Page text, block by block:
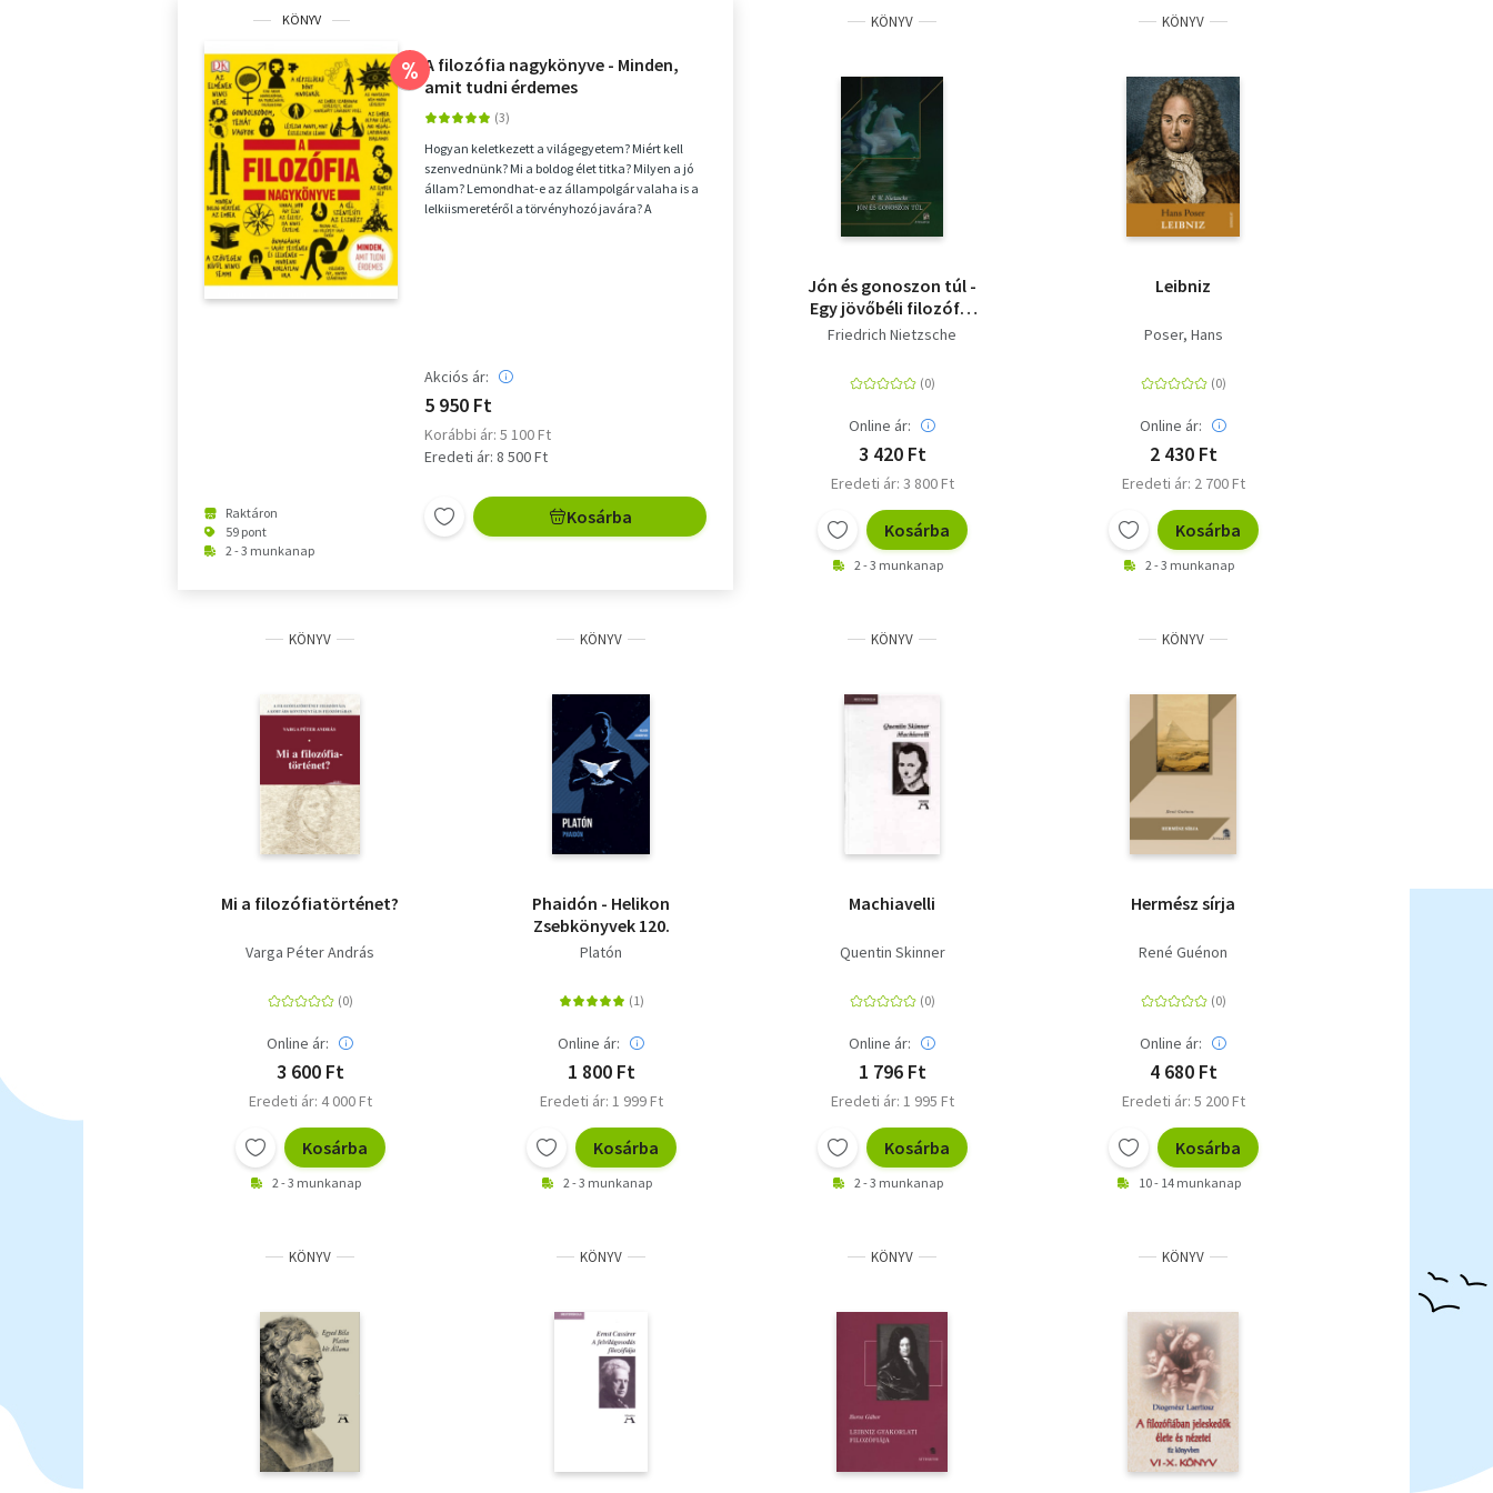
KÖNYV
%
Raktáron
59 pont
2 - 3 munkanap
A filozófia nagykönyve - Minden,
amit tudni érdemes
Hogyan keletkezett a világegyetem? Miért kell
szenvednünk? Mi a boldog élet titka? Milyen a jó
állam? Lemondhat-e az állampolgár valaha is a
lelkiismeretéről a törvényhozó javára? A
Akciós ár:
5 950 Ft
Korábbi ár: 5 100 Ft
Eredeti ár: 8 500 Ft
Kosárba
KÖNYV
Jón és gonoszon túl -
Egy jövőbéli filozófia
előjátéka
Friedrich Nietzsche
Online ár:
3 420 Ft
Eredeti ár: 3 800 Ft
Kosárba
2 - 3 munkanap
KÖNYV
Leibniz
Poser, Hans
Online ár:
2 430 Ft
Eredeti ár: 2 700 Ft
Kosárba
2 - 3 munkanap
KÖNYV
Mi a filozófiatörténet?
Varga Péter András
Online ár:
3 600 Ft
Eredeti ár: 4 000 Ft
Kosárba
2 - 3 munkanap
KÖNYV
Phaidón - Helikon
Zsebkönyvek 120.
Platón
Online ár:
1 800 Ft
Eredeti ár: 1 999 Ft
Kosárba
2 - 3 munkanap
KÖNYV
Machiavelli
Quentin Skinner
Online ár:
1 796 Ft
Eredeti ár: 1 995 Ft
Kosárba
2 - 3 munkanap
KÖNYV
Hermész sírja
René Guénon
Online ár:
4 680 Ft
Eredeti ár: 5 200 Ft
Kosárba
10 - 14 munkanap
KÖNYV KÖNYV KÖNYV KÖNYV